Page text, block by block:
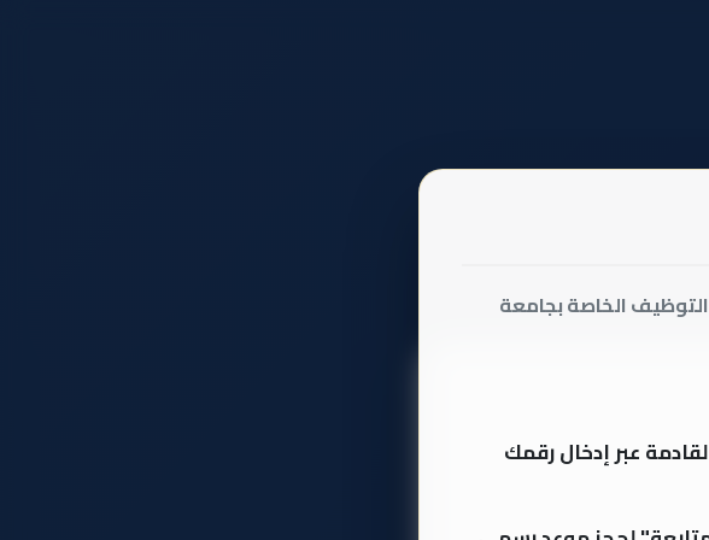
الخاصة بجامعة
عبر إدخال رقمك